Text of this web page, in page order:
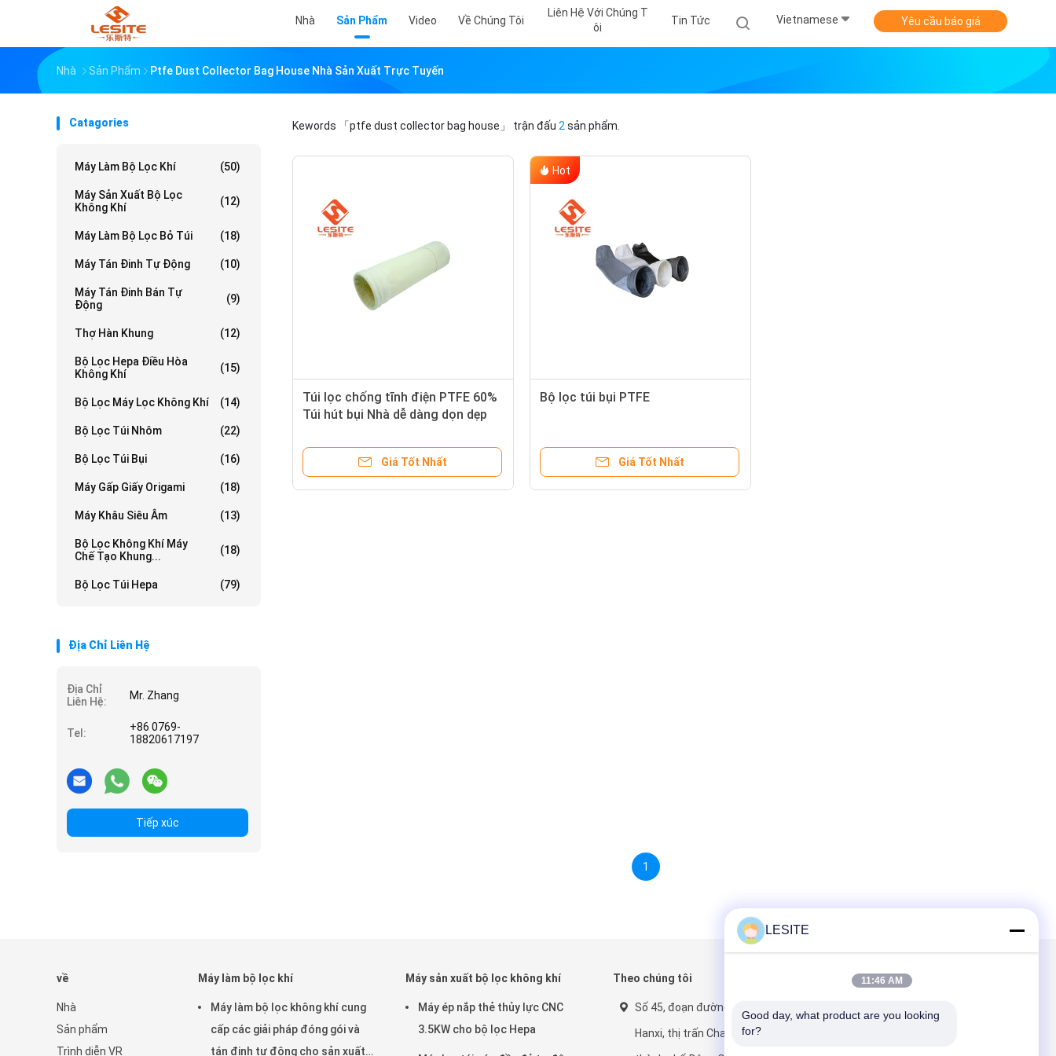
Nhà Sản Phẩm Video Về Chúng Tôi
Liên Hệ Với Chúng T
Ôi
Tin Tức Vietnamese Yêu cầu báo giá
Nhà Sản Phẩm Ptfe Dust Collector Bag House Nhà Sản Xuất Trực Tuyến
Catagories
Máy Làm Bộ Lọc Khí (50)
Máy Sản Xuất Bộ Lọc
Không Khí
(12)
Máy Làm Bộ Lọc Bỏ Túi (18)
Máy Tán Đinh Tự Động (10)
Máy Tán Đinh Bán Tự
Động
(9)
Thợ Hàn Khung (12)
Bộ Lọc Hepa Điều Hòa
Không Khí
(15)
Bộ Lọc Máy Lọc Không Khí (14)
Bộ Lọc Túi Nhôm (22)
Bộ Lọc Túi Bụi (16)
Máy Gấp Giấy Origami (18)
Máy Khâu Siêu Âm (13)
Bộ Lọc Không Khí Máy
Chế Tạo Khung...
(18)
Bộ Lọc Túi Hepa (79)
Địa Chỉ Liên Hệ
Địa Chỉ
Liên Hệ:
Mr. Zhang
Tel:
+86 0769-
18820617197
Tiếp xúc
Kewords 「ptfe dust collector bag house」 trận đấu 2 sản phẩm.
Túi lọc chống tĩnh điện PTFE 60%
Túi hút bụi Nhà dễ dàng dọn dẹp
Giá Tốt Nhất
Hot
Bộ lọc túi bụi PTFE
Giá Tốt Nhất
1
về
Nhà
Sản phẩm
Trình diễn VR
Máy làm bộ lọc khí
Máy làm bộ lọc không khí cung
cấp các giải pháp đóng gói và
tán đinh tự động cho sản xuất
Máy sản xuất bộ lọc không khí
Máy ép nắp thẻ thủy lực CNC
3.5KW cho bộ lọc Hepa
Theo chúng tôi
Số 45, đoạn đường Shuixi,
Hanxi, thị trấn Chashan,
Gửi thư cho chúng tôi
LESITE
11:46 AM
Good day, what product are you looking
for?